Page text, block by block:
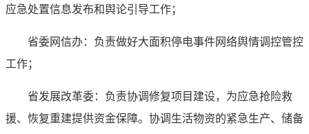
应急处置信息发布和舆论引导工作；
省委网信办：负责做好大面积停电事件网络舆情调控管控
工作；
省发展改革委：负责协调修复项目建设，为应急抢险救
援、恢复重建提供资金保障。协调生活物资的紧急生产、储备